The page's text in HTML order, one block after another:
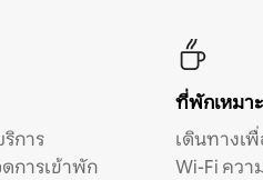
การ
การเข้าพัก
ที่พักเหมา
เดินทางเ
Wi-Fi คว